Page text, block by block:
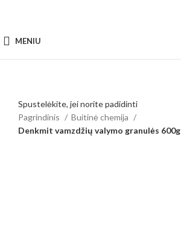
MENIU
Spustelėkite, jei norite padidinti
Pagrindinis
Buitinė chemija
Denkmit vamzdžių valymo granulės 600g